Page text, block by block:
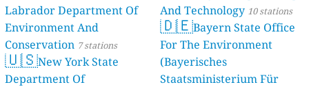
And Technology 10 stations
🇩🇪Bayern State Office
For The Environment
(Bayerisches
Staatsministerium Für
Labrador Department Of
Environment And
Conservation 7 stations
🇺🇸New York State
Department Of